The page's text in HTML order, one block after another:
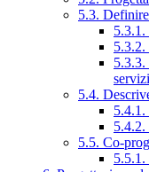
5.3.
5.3.2.
5.4.
5.4.1.
5.4.2.
5.5. Co-
5.5.1.